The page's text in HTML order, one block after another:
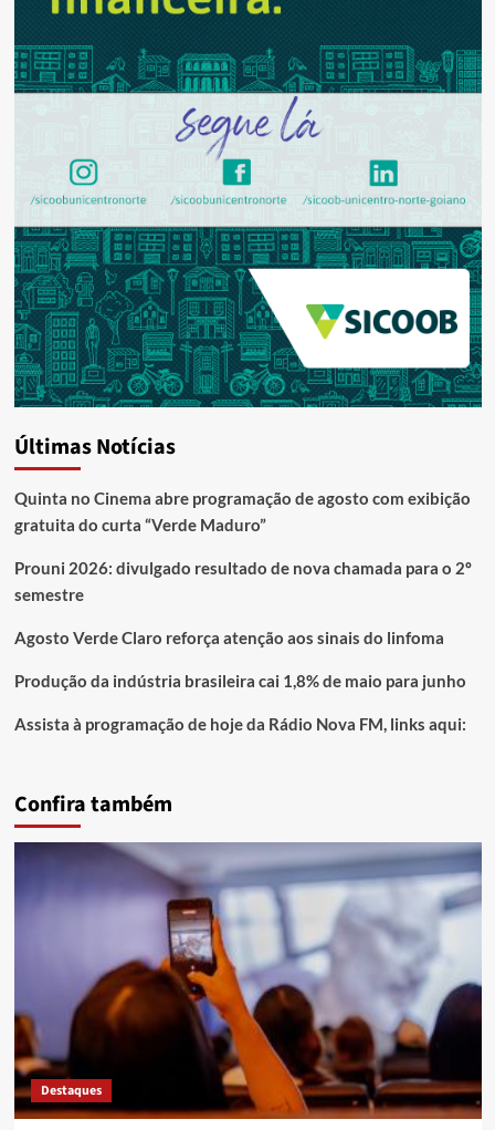
Últimas Notícias
Quinta no Cinema abre programação de agosto com exibição
gratuita do curta “Verde Maduro”
Prouni 2026: divulgado resultado de nova chamada para o 2º
semestre
Agosto Verde Claro reforça atenção aos sinais do linfoma
Produção da indústria brasileira cai 1,8% de maio para junho
Assista à programação de hoje da Rádio Nova FM, links aqui:
Confira também
Destaques